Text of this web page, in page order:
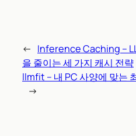
← Inference Caching –
을 줄이는 세 가지 캐시 전략
llmfit – 내 PC 사양에 맞는
→